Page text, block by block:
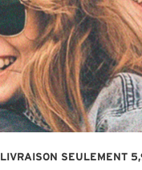
LIVRAISON SEULEMENT